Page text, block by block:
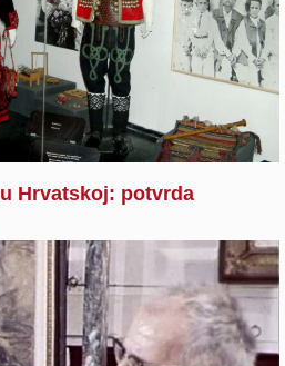
Hrvatskoj: potvrda